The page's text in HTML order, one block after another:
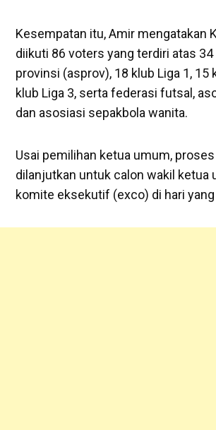
Kesempatan itu, Amir mengatakan
diikuti 86 voters yang terdiri atas
provinsi (asprov), 18 klub Liga 1, 15
klub Liga 3, serta federasi futsal,
dan asosiasi sepakbola wanita.
Usai pemilihan ketua umum,
dilanjutkan untuk calon wakil ketua
komite eksekutif (exco) di hari